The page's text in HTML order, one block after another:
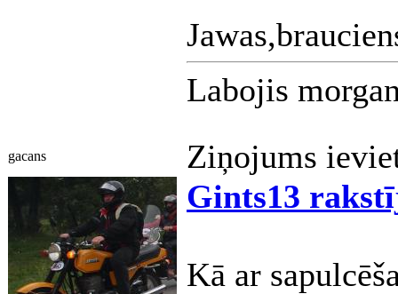
Labojis
gacans Ziņojums
Gints13
Kā ar